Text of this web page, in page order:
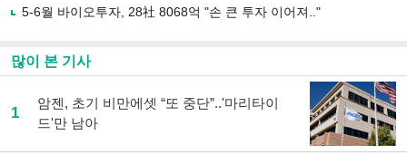
5-6월 바이오투자, 28社 8068억 "손 큰 투자 이어져.."
많이 본 기사
1
암젠, 초기 비만에셋 “또 중단”..'마리타이
드'만 남아